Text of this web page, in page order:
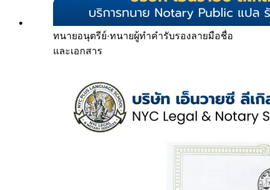
ทนายอนุตรีย์·ทนายผู้ทำคำรับรองลายมือชื่อ
และเอกสาร